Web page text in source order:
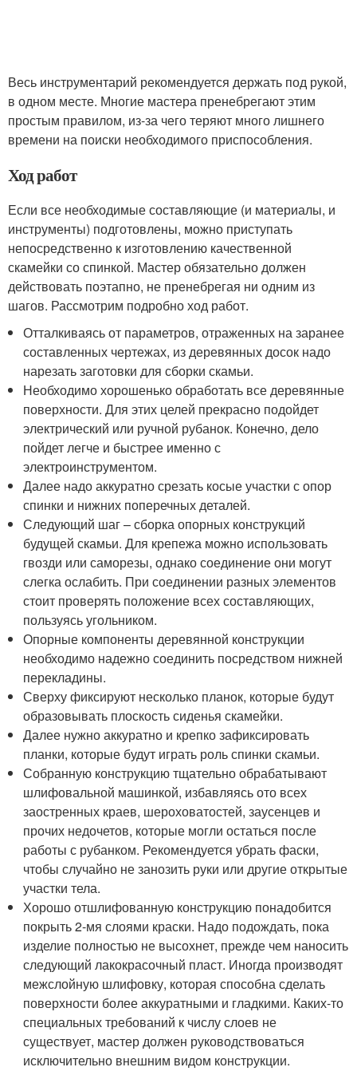
Весь инструментарий рекомендуется держать под рукой,
в одном месте. Многие мастера пренебрегают этим
простым правилом, из-за чего теряют много лишнего
времени на поиски необходимого приспособления.
Ход работ
Если все необходимые составляющие (и материалы, и
инструменты) подготовлены, можно приступать
непосредственно к изготовлению качественной
скамейки со спинкой. Мастер обязательно должен
действовать поэтапно, не пренебрегая ни одним из
шагов. Рассмотрим подробно ход работ.
Отталкиваясь от параметров, отраженных на заранее
составленных чертежах, из деревянных досок надо
нарезать заготовки для сборки скамьи.
Необходимо хорошенько обработать все деревянные
поверхности. Для этих целей прекрасно подойдет
электрический или ручной рубанок. Конечно, дело
пойдет легче и быстрее именно с
электроинструментом.
Далее надо аккуратно срезать косые участки с опор
спинки и нижних поперечных деталей.
Следующий шаг – сборка опорных конструкций
будущей скамьи. Для крепежа можно использовать
гвозди или саморезы, однако соединение они могут
слегка ослабить. При соединении разных элементов
стоит проверять положение всех составляющих,
пользуясь угольником.
Опорные компоненты деревянной конструкции
необходимо надежно соединить посредством нижней
перекладины.
Сверху фиксируют несколько планок, которые будут
образовывать плоскость сиденья скамейки.
Далее нужно аккуратно и крепко зафиксировать
планки, которые будут играть роль спинки скамьи.
Собранную конструкцию тщательно обрабатывают
шлифовальной машинкой, избавляясь ото всех
заостренных краев, шероховатостей, заусенцев и
прочих недочетов, которые могли остаться после
работы с рубанком. Рекомендуется убрать фаски,
чтобы случайно не занозить руки или другие открытые
участки тела.
Хорошо отшлифованную конструкцию понадобится
покрыть 2-мя слоями краски. Надо подождать, пока
изделие полностью не высохнет, прежде чем наносить
следующий лакокрасочный пласт. Иногда производят
межслойную шлифовку, которая способна сделать
поверхности более аккуратными и гладкими. Каких-то
специальных требований к числу слоев не
существует, мастер должен руководствоваться
исключительно внешним видом конструкции.